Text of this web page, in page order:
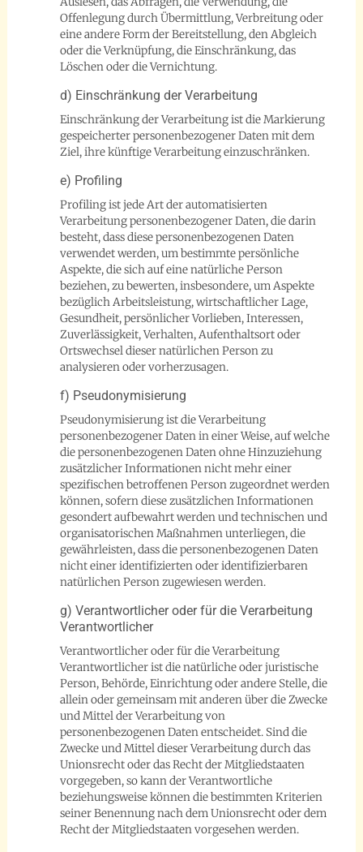
Offenlegung durch Übermittlung, Verbreitung oder
eine andere Form der Bereitstellung, den Abgleich
oder die Verknüpfung, die Einschränkung, das
Löschen oder die Vernichtung.
d) Einschränkung der Verarbeitung
Einschränkung der Verarbeitung ist die Markierung
gespeicherter personenbezogener Daten mit dem
Ziel, ihre künftige Verarbeitung einzuschränken.
e) Profiling
Profiling ist jede Art der automatisierten
Verarbeitung personenbezogener Daten, die darin
besteht, dass diese personenbezogenen Daten
verwendet werden, um bestimmte persönliche
Aspekte, die sich auf eine natürliche Person
beziehen, zu bewerten, insbesondere, um Aspekte
bezüglich Arbeitsleistung, wirtschaftlicher Lage,
Gesundheit, persönlicher Vorlieben, Interessen,
Zuverlässigkeit, Verhalten, Aufenthaltsort oder
Ortswechsel dieser natürlichen Person zu
analysieren oder vorherzusagen.
f) Pseudonymisierung
Pseudonymisierung ist die Verarbeitung
personenbezogener Daten in einer Weise, auf welche
die personenbezogenen Daten ohne Hinzuziehung
zusätzlicher Informationen nicht mehr einer
spezifischen betroffenen Person zugeordnet werden
können, sofern diese zusätzlichen Informationen
gesondert aufbewahrt werden und technischen und
organisatorischen Maßnahmen unterliegen, die
gewährleisten, dass die personenbezogenen Daten
nicht einer identifizierten oder identifizierbaren
natürlichen Person zugewiesen werden.
g) Verantwortlicher oder für die Verarbeitung
Verantwortlicher
Verantwortlicher oder für die Verarbeitung
Verantwortlicher ist die natürliche oder juristische
Person, Behörde, Einrichtung oder andere Stelle, die
allein oder gemeinsam mit anderen über die Zwecke
und Mittel der Verarbeitung von
personenbezogenen Daten entscheidet. Sind die
Zwecke und Mittel dieser Verarbeitung durch das
Unionsrecht oder das Recht der Mitgliedstaaten
vorgegeben, so kann der Verantwortliche
beziehungsweise können die bestimmten Kriterien
seiner Benennung nach dem Unionsrecht oder dem
Recht der Mitgliedstaaten vorgesehen werden.